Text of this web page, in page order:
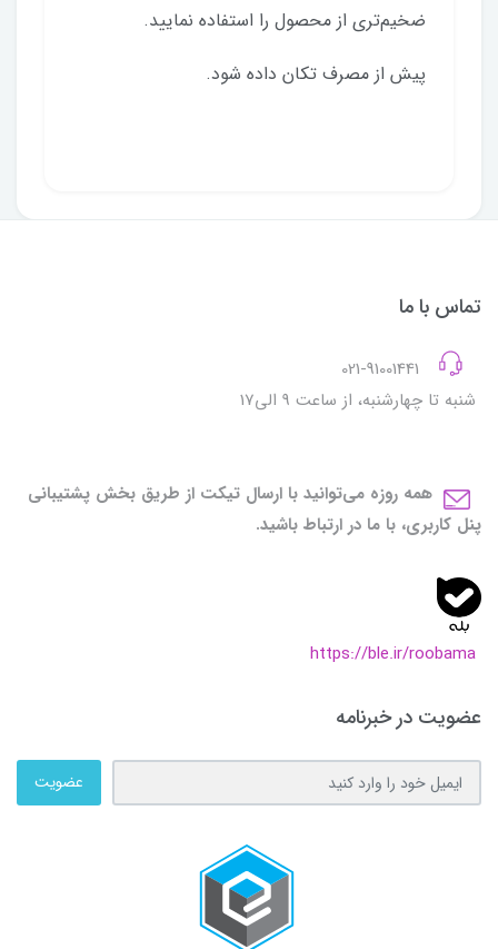
ضخیم‌تری از محصول را استفاده نمایید.
پیش از مصرف تکان داده شود.
تماس با ما
شنبه تا چهارشنبه، از ساعت 9 الی17
همه روزه می‌توانید با ارسال تیکت از طریق بخش پشتیبانی
پنل کاربری، با ما در ارتباط باشید.
https://ble.ir/roobama
عضویت در خبرنامه
عضویت